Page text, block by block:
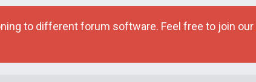
to different forum software. Feel free to join our